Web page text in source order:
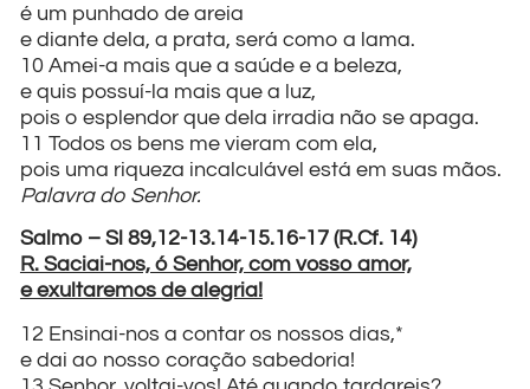
é um punhado de areia
e diante dela, a prata, será como a lama.
10 Amei-a mais que a saúde e a beleza,
e quis possuí-la mais que a luz,
pois o esplendor que dela irradia não se apaga.
11 Todos os bens me vieram com ela,
pois uma riqueza incalculável está em suas mãos.
Palavra do Senhor.
Salmo – Sl 89,12-13.14-15.16-17 (R.Cf. 14)
R. Saciai-nos, ó Senhor, com vosso amor,
e exultaremos de alegria!
12 Ensinai-nos a contar os nossos dias,*
e dai ao nosso coração sabedoria!